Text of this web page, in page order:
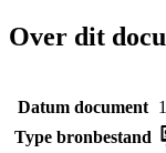
Over dit
Datum document
Type bronbestand